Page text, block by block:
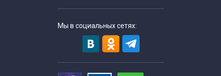
Мы в социальных сетях: